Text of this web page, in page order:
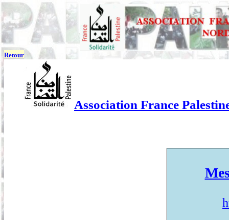
Retour
Association France